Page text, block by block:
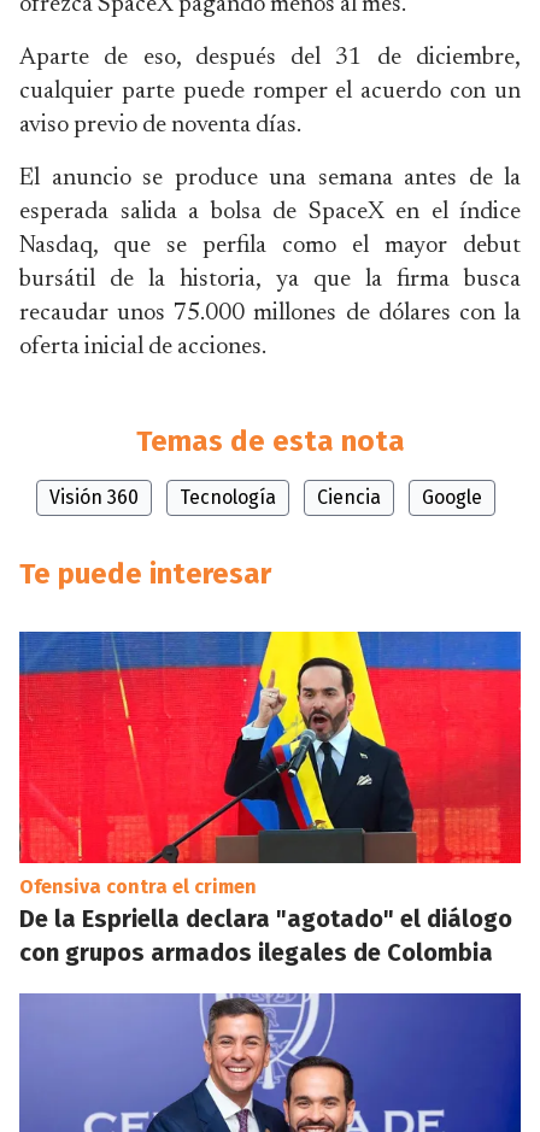
ofrezca SpaceX pagando menos al mes.
Aparte de eso, después del 31 de diciembre,
cualquier parte puede romper el acuerdo con un
aviso previo de noventa días.
El anuncio se produce una semana antes de la
esperada salida a bolsa de SpaceX en el índice
Nasdaq, que se perfila como el mayor debut
bursátil de la historia, ya que la firma busca
recaudar unos 75.000 millones de dólares con la
oferta inicial de acciones.
Temas de esta nota
Visión 360 Tecnología Ciencia Google
Te puede interesar
Ofensiva contra el crimen
De la Espriella declara "agotado" el diálogo
con grupos armados ilegales de Colombia